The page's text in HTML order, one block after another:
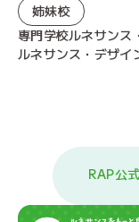
姉妹校
専門学校ルネサンス
ルネサンス・デザイ
RAP公